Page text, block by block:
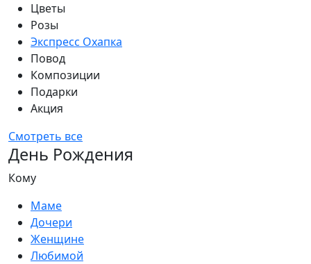
Цветы
Розы
Экспресс Охапка
Повод
Композиции
Подарки
Акция
Смотреть все
День Рождения
Кому
Маме
Дочери
Женщине
Любимой